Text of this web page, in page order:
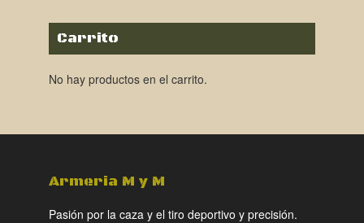
Carrito
No hay productos en el carrito.
Armeria M y M
Pasión por la caza y el tiro deportivo y precisión.